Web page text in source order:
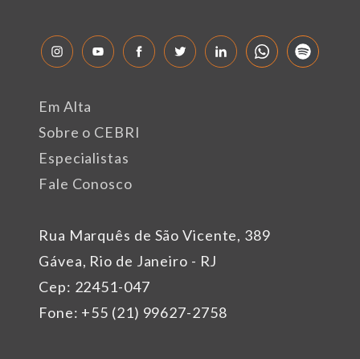
Rua Marquês de São Vicente, 389
Gávea, Rio de Janeiro - RJ
Cep: 22451-047
Fone: +55 (21) 99627-2758
Em Alta
Sobre o CEBRI
Especialistas
Fale Conosco